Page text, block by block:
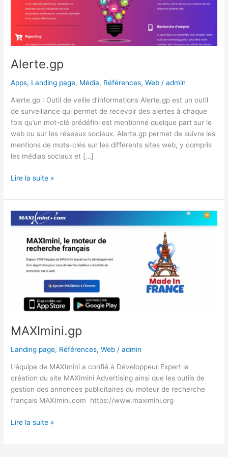
Alerte.gp
Apps, Landing page, Média, Références,Web /admin
Alerte.gp : Outil de veille d’informations Alerte.gp est un outil
de surveillance qui permet de recevoir des alertes à chaque
fois qu’un mot-clé prédéfini est mentionné quelque part sur le
web ou sur les réseaux sociaux. Alerte.gp permet de suivre les
mentions de mots-clés sur les différents sites web, y compris
les médias sociaux et […]
Lire la suite »
MAXImini.gp
Landing page, Références,Web /admin
L’équipe de MAXImini a confié à Développeur Expert la
création du site MAXImini Advertising ainsi que les outils de
gestion des annonces publicitaires du moteur de recherche
français MAXImini.com https://www.maximini.org
MAXImini.gp
Lire la suite »